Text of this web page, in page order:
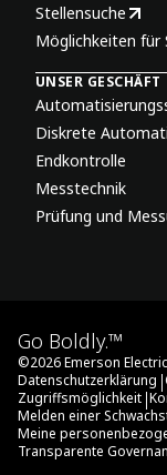
Stellensuche
Möglichkeiten für
UNSER GESCHÄFT
Diskrete
Endkontrolle
Messtechnik
Prüfung und
Go Boldly.™
©2026Emerson
Datenschutzerklärung |
Zugriffsmöglichkeit |
Melden einer
Meine
Transparente